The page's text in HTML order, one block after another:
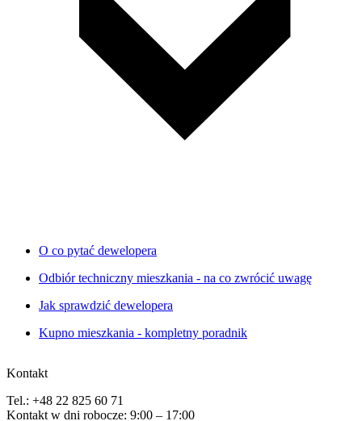
O co pytać dewelopera
Odbiór techniczny mieszkania - na co zwrócić uwagę
Jak sprawdzić dewelopera
Kupno mieszkania - kompletny poradnik
Kontakt
Tel.: +48 22 825 60 71
Kontakt w dni robocze: 9:00 – 17:00